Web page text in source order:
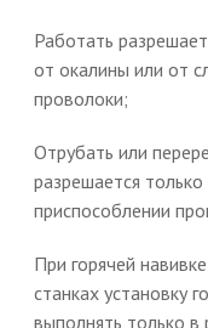
Работать
от окалины или от
проволоки;
Отрубать или
разрешается
приспособлении
При горячей
станках установку
выполнять только в